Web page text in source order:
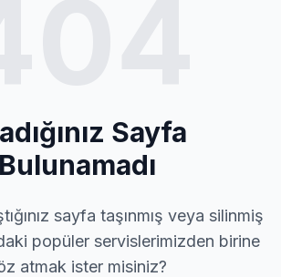
Sayfa
Bulunamadı
sayfa taşınmış veya silinmiş
popüler servislerimizden birine
atmak ister misiniz?